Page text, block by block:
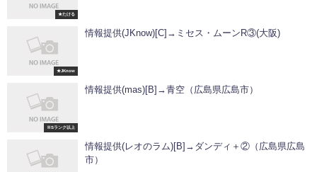
★たける
★JKnow
情報提供(JKnow)[C]→ミセス・ムーンR③(大阪)
※Sランク以上
情報提供(mas)[B]→青空（広島県広島市）
情報提供(レオのラム)[B]→ダンディ＋②（広島県広島
市）